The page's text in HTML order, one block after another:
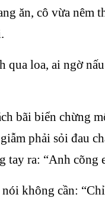
ăn, cô vừa nêm
qua loa, ai ngờ
bãi biển chừng
phải sỏi đau
tay ra: “Anh cõng
không cần: